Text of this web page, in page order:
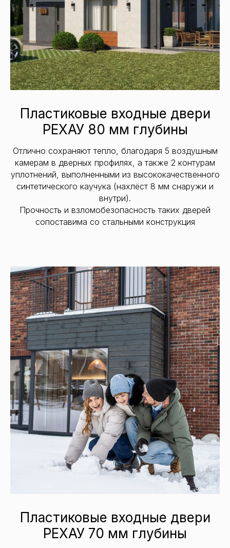
Пластиковые входные двери
РЕХАУ 80 мм глубины
Отлично сохраняют тепло, благодаря 5 воздушным
камерам в дверных профилях, а также 2 контурам
уплотнений, выполненными из высококачественного
синтетического каучука (нахлёст 8 мм снаружи и
внутри).
Прочность и взломобезопасность таких дверей
сопоставима со стальными конструкция
Пластиковые входные двери
РЕХАУ 70 мм глубины